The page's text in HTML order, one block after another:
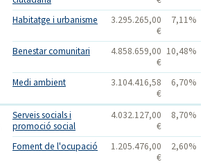
Habitatge i urbanisme
3.295.265,00
€
7,11%
Benestar comunitari
4.858.659,00
€
10,48%
Medi ambient
3.104.416,58
€
6,70%
Serveis socials i
promoció social
4.032.127,00
€
8,70%
Foment de l'ocupació
1.205.476,00
€
2,60%